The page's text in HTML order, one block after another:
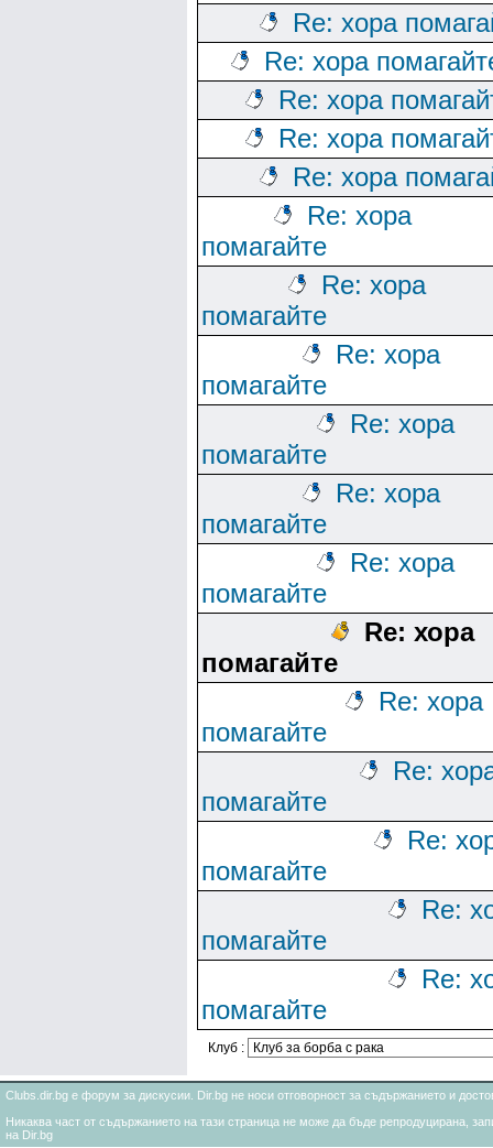
Re: хора
Re: хора
Re: хора
Re: хора
Re: хора
Re: хора
помагайте
Re: хора
помагайте
Re: хора
помагайте
Re: хора
помагайте
Re: хора
помагайте
Re: хора
помагайте
Re: хора
помагайте
Re: хора
помагайте
Re:
помагайте
Re:
помагайте
Re:
помагайте
Re:
помагайте
Клуб :
Clubs.dir.bg е форум за дискусии. Dir.bg не носи отговорност за съдържанието и
Никаква част от съдържанието на тази страница не може да бъде репродуцирана,
на Dir.bg